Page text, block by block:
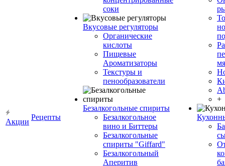
Акции
Рецепты
соки
Вкусовые регуляторы
Органические
кислоты
Пищевые
Ароматизаторы
Текстуры и
пенообразователи
Безалкогольные спириты
Безалкогольное
вино и Биттеры
Безалкогольные
спириты "Giffard"
Безалкогольный
Аперитив
+